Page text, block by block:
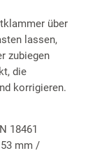
über
lassen,
zubiegen
die
korrigieren.
18461
mm /